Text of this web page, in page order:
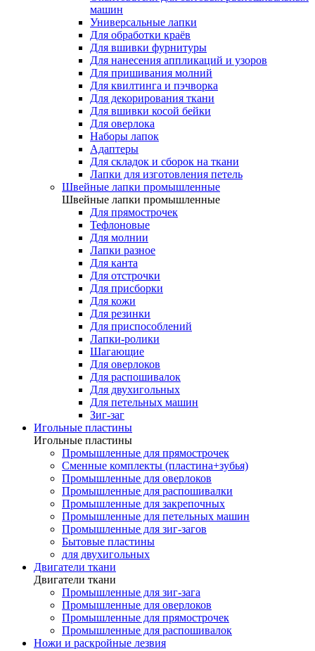
машин
Универсальные лапки
Для обработки краёв
Для вшивки фурнитуры
Для нанесения аппликаций и узоров
Для пришивания молний
Для квилтинга и пэчворка
Для декорирования ткани
Для вшивки косой бейки
Для оверлока
Наборы лапок
Адаптеры
Для складок и сборок на ткани
Лапки для изготовления петель
Швейные лапки промышленные
Швейные лапки промышленные
Для прямострочек
Тефлоновые
Для молнии
Лапки разное
Для канта
Для отстрочки
Для присборки
Для кожи
Для резинки
Для приспособлений
Лапки-ролики
Шагающие
Для оверлоков
Для распошивалок
Для двухигольных
Для петельных машин
Зиг-заг
Игольные пластины
Игольные пластины
Промышленные для прямострочек
Сменные комплекты (пластина+зубья)
Промышленные для оверлоков
Промышленные для распошивалки
Промышленные для закрепочных
Промышленные для петельных машин
Промышленные для зиг-загов
Бытовые пластины
для двухигольных
Двигатели ткани
Двигатели ткани
Промышленные для зиг-зага
Промышленные для оверлоков
Промышленные для прямострочек
Промышленные для распошивалок
Ножи и раскройные лезвия